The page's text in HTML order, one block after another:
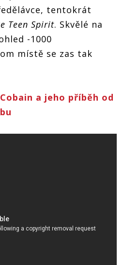
tentokrát
Teen Spirit. Skvělé na
-1000
místě se zas tak
Cobain a jeho příběh od